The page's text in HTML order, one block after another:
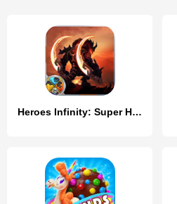
Heroes Infinity: Super Heroes